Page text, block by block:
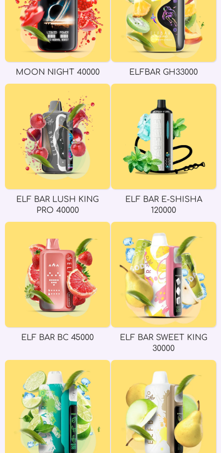
MOON NIGHT 40000 ELFBAR GH33000
ELF BAR LUSH KING
PRO 40000
ELF BAR E-SHISHA
120000
ELF BAR BC 45000
ELF BAR SWEET KING
30000